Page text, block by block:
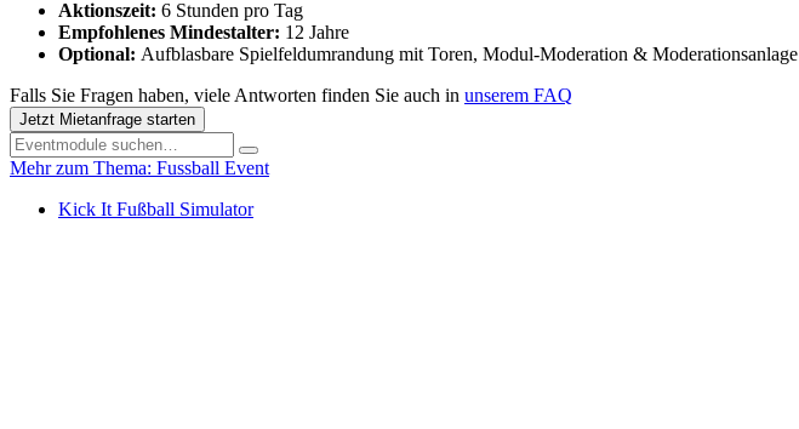
Aktionszeit: 6 Stunden pro Tag
Empfohlenes Mindestalter: 12 Jahre
Optional: Aufblasbare Spielfeldumrandung mit Toren, Modul-Moderation & Moderationsanlage
Falls Sie Fragen haben, viele Antworten finden Sie auch in unserem FAQ
Jetzt Mietanfrage starten
Mehr zum Thema: Fussball Event
Kick It Fußball Simulator